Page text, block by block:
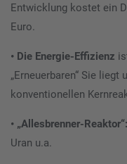
Entwicklung kostet ein
Euro.
• Die Energie-Effizienz
„Erneuerbaren“ Sie liegt
konventionellen
• „Allesbrenner-Reaktor“:
Uran u.a.